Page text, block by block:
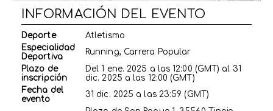
INFORMACIÓN DEL EVENTO
Deporte
Atletismo
Especialidad
Deportiva
Running, Carrera Popular
Plazo de
inscripción
Del1 ene. 2025 a las12:00 (GMT) al 31
dic. 2025 a las 12:00 (GMT)
Fecha del
evento
31 dic. 2025 a las 23:59 (GMT)